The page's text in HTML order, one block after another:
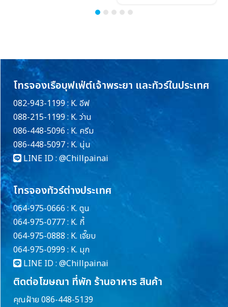
โทรจองเรือบุฟเฟ่ต์เจ้าพระยา และทัวร์ในประเทศ
082-943-1199 : K. อีฟ
088-215-1199 : K. ว่าน
086-448-5096 : K. ครีม
086-448-5097 : K. นุ่น
LINE ID : @Chillpainai
โทรจองทัวร์ต่างประเทศ
064-975-0666 : K. ตูน
064-975-0777 : K. กี้
064-975-0888 : K. เจี๊ยบ
064-975-0999 : K. มุก
LINE ID : @Chillpainai
ติดต่อโฆษณา ที่พัก ร้านอาหาร สินค้า
คุณฝ้าย 086-448-5139